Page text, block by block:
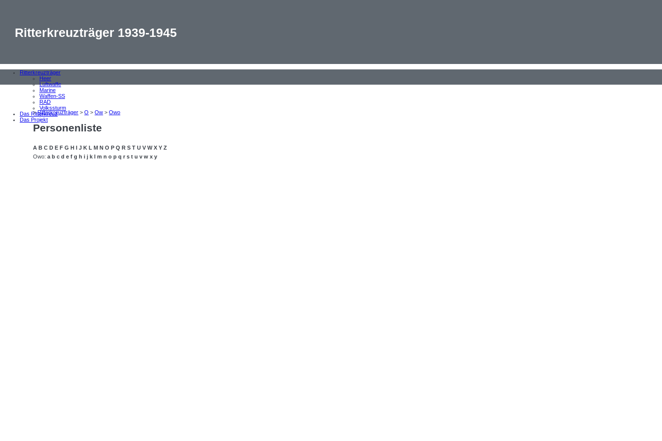
Ritterkreuzträger 1939-1945
Ritterkreuzträger
Heer
Luftwaffe
Marine
Waffen-SS
RAD
Volkssturm
Das Ritterkreuz
Das Projekt
>Ritterkreuzträger >O >Ow >Owo
Personenliste
A B C D E F G H J K L M N O P Q R S T U V W X Y Z
Owo:a b c d e f g h i j k l m n o p q r s t u v w x y